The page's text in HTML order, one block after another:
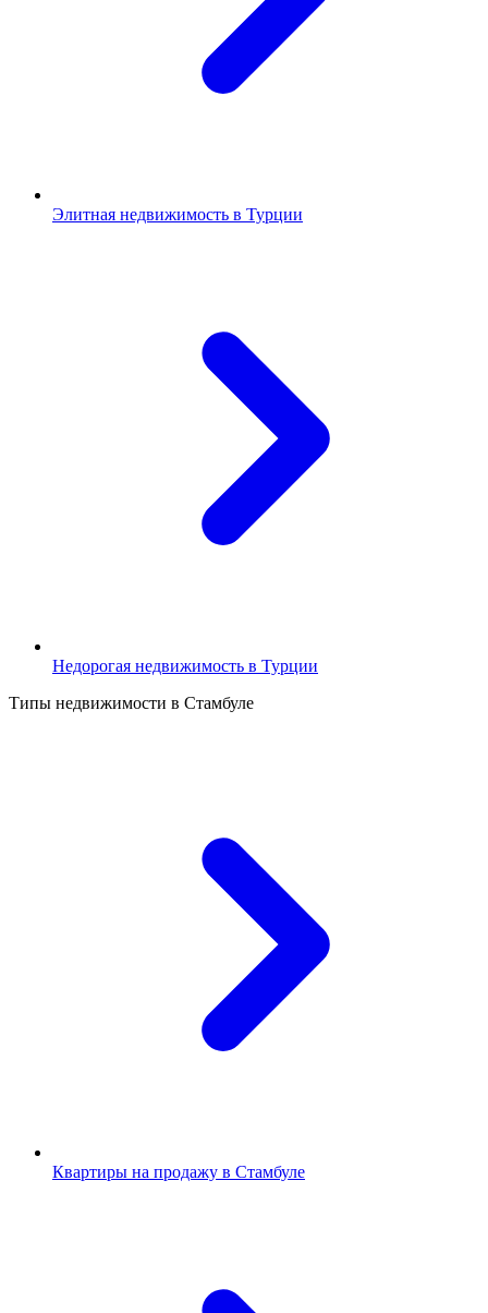
Элитная недвижимость в Турции
Недорогая недвижимость в Турции
Типы недвижимости в Стамбуле
Квартиры на продажу в Стамбуле